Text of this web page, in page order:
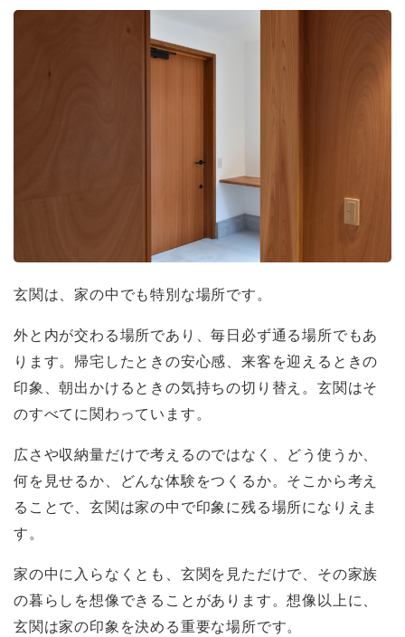
玄関は、家の中でも特別な場所です。
外と内が交わる場所であり、毎日必ず通る場所でもあ
ります。帰宅したときの安心感、来客を迎えるときの
印象、朝出かけるときの気持ちの切り替え。玄関はそ
のすべてに関わっています。
広さや収納量だけで考えるのではなく、どう使うか、
何を見せるか、どんな体験をつくるか。そこから考え
ることで、玄関は家の中で印象に残る場所になりえま
す。
家の中に入らなくとも、玄関を見ただけで、その家族
の暮らしを想像できることがあります。想像以上に、
玄関は家の印象を決める重要な場所です。